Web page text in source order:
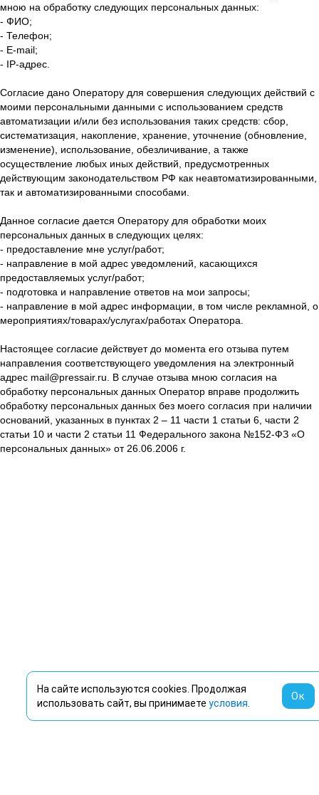
мною на обработку следующих персональных данных:
- ФИО;
- Телефон;
- E-mail;
- IP-адрес.
Согласие дано Оператору для совершения следующих действий с
моими персональными данными с использованием средств
автоматизации и/или без использования таких средств: сбор,
систематизация, накопление, хранение, уточнение (обновление,
изменение), использование, обезличивание, а также
осуществление любых иных действий, предусмотренных
действующим законодательством РФ как неавтоматизированными,
так и автоматизированными способами.
Данное согласие дается Оператору для обработки моих
персональных данных в следующих целях:
- предоставление мне услуг/работ;
- направление в мой адрес уведомлений, касающихся
предоставляемых услуг/работ;
- подготовка и направление ответов на мои запросы;
- направление в мой адрес информации, в том числе рекламной, о
мероприятиях/товарах/услугах/работах Оператора.
Настоящее согласие действует до момента его отзыва путем
направления соответствующего уведомления на электронный
адрес mail@pressair.ru. В случае отзыва мною согласия на
обработку персональных данных Оператор вправе продолжить
обработку персональных данных без моего согласия при наличии
оснований, указанных в пунктах 2 – 11 части 1 статьи 6, части 2
статьи 10 и части 2 статьи 11 Федерального закона №152-ФЗ «О
персональных данных» от 26.06.2006 г.
На сайте используются cookies. Продолжая
использовать сайт, вы принимаете условия
Ок